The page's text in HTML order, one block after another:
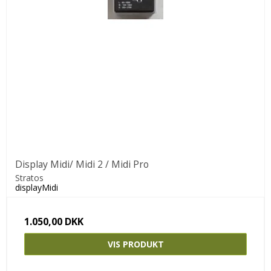
Display Midi/ Midi 2 / Midi Pro
Stratos
displayMidi
1.050,00 DKK
VIS PRODUKT